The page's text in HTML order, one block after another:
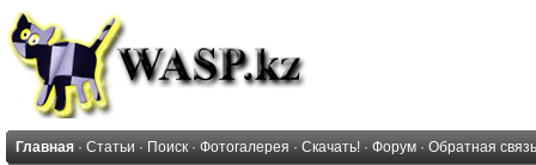
Главная · Статьи · Поиск · Фотогалерея · Скачать! · Форум · Обратная связь